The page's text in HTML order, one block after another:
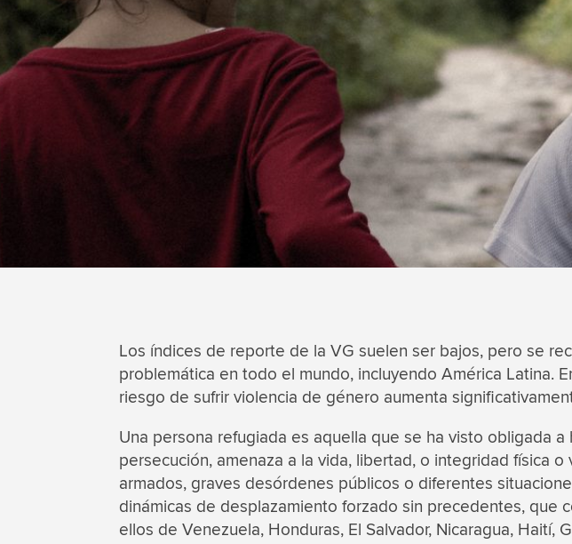
Los índices de reporte de la VG suelen ser bajos, pero se
problemática en todo el mundo, incluyendo América Latina.
riesgo de sufrir violencia de género aumenta
Una persona refugiada es aquella que se ha visto obligada
persecución, amenaza a la vida, libertad, o integridad física
armados, graves desórdenes públicos o diferentes
dinámicas de desplazamiento forzado sin precedentes,
ellos de Venezuela, Honduras, El Salvador, Nicaragua, Haití,